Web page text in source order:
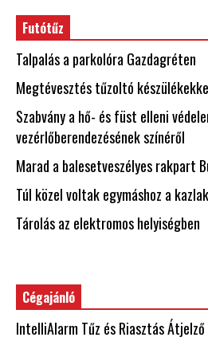
Futótűz
Talpalás a parkolóra Gazdagréten
Megtévesztés tűzoltó
Szabvány a hő- és füst elleni
vezérlőberendezésének színéről
Marad a balesetveszélyes rakpart
Túl közel voltak egymáshoz a kazlak
Tárolás az elektromos helyiségben
Cégajánló
IntelliAlarm Tűz és Riasztás